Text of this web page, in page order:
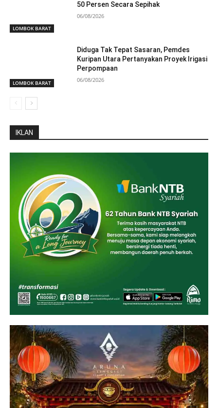
LOMBOK BARAT
50 Persen Secara Sepihak
06/08/2026
LOMBOK BARAT
Diduga Tak Tepat Sasaran, Pemdes
Kuripan Utara Pertanyakan Proyek Irigasi
Perpompaan
06/08/2026
IKLAN